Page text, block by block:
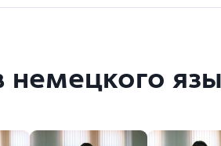
немецкого